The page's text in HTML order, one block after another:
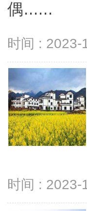
偶......
时间 : 2023-
时间 : 2023-